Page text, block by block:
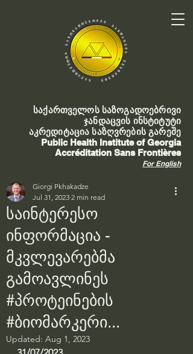
საქართველოს საზოგადოებრივი
ჯანდაცვის ინსტიტუტი
აკრედიტაცია საზღვრების გარეშე
Public Health Institute of Georgia
Accréditation Sans Frontières
For English
საინტერესო
ინფორმაცია -
მკვლევარებმა
გამოავლინეს
#პროტეინების
#ბიომარკერი...
Giorgi Pkhakadze
Jul 31, 2023 2 min read
Updated: Aug 1, 2023